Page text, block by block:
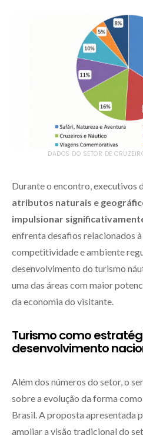
DADOS DO SETOR DE
Durante o encontro, executivos
atributos naturais e
impulsionar
enfrenta desafios relacionados
competitividade e ambiente
desenvolvimento do turismo
uma das áreas com maior
da economia do visitante.
Turismo como
desenvolvimento
Além dos números do setor, o
sobre a evolução da forma
Brasil. A proposta apresentada
ampliar a visão tradicional do